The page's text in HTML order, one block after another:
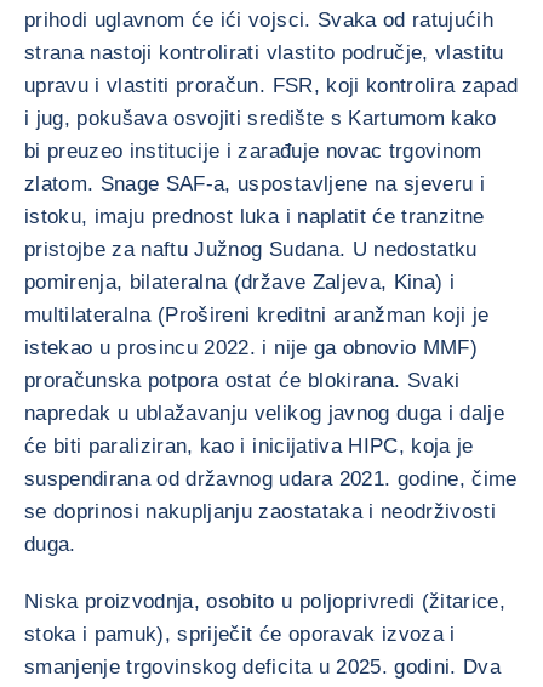
prihodi uglavnom će ići vojsci. Svaka od ratujućih
strana nastoji kontrolirati vlastito područje, vlastitu
upravu i vlastiti proračun. FSR, koji kontrolira zapad
i jug, pokušava osvojiti središte s Kartumom kako
bi preuzeo institucije i zarađuje novac trgovinom
zlatom. Snage SAF-a, uspostavljene na sjeveru i
istoku, imaju prednost luka i naplatit će tranzitne
pristojbe za naftu Južnog Sudana. U nedostatku
pomirenja, bilateralna (države Zaljeva, Kina) i
multilateralna (Prošireni kreditni aranžman koji je
istekao u prosincu 2022. i nije ga obnovio MMF)
proračunska potpora ostat će blokirana. Svaki
napredak u ublažavanju velikog javnog duga i dalje
će biti paraliziran, kao i inicijativa HIPC, koja je
suspendirana od državnog udara 2021. godine, čime
se doprinosi nakupljanju zaostataka i neodrživosti
duga.
Niska proizvodnja, osobito u poljoprivredi (žitarice,
stoka i pamuk), spriječit će oporavak izvoza i
smanjenje trgovinskog deficita u 2025. godini. Dva